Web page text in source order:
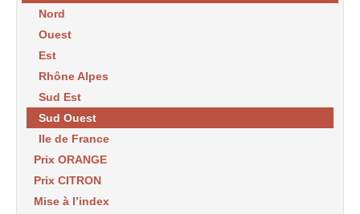
Nord
Ouest
Est
Rhône Alpes
Sud Est
Sud Ouest
Ile de France
Prix ORANGE
Prix CITRON
Mise à l’index